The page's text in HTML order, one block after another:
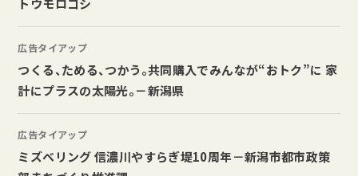
トウモロコシ
広告タイアップ
つくる、ためる、つかう。共同購入でみんなが“おトク”に 家
計にプラスの太陽光。－新潟県
広告タイアップ
ミズベリング 信濃川やすらぎ堤10周年－新潟市都市政策